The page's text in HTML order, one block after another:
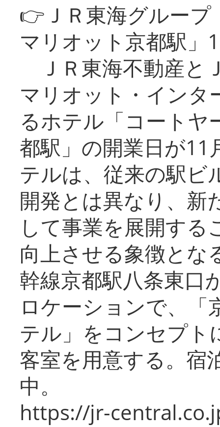
👉ＪＲ東海グルー
マリオット京都駅」
ＪＲ東海不動産と
マリオット・インタ
るホテル「コートヤ
都駅」の開業日が11
テルは、従来の駅ビ
開発とは異なり、新
して事業を展開する
向上させる象徴とな
幹線京都駅八条東口
ロケーションで、「
テル」をコンセプト
客室を用意する。宿
中。
https://jr-